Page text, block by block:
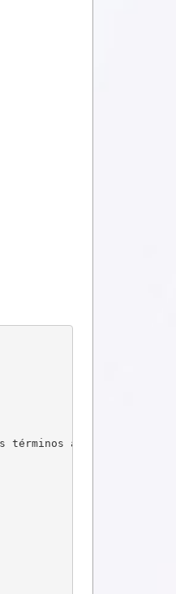
términos al lado derecho